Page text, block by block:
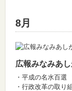
8月
広報みなみあし
・平成の名水百
・行政改革の取り